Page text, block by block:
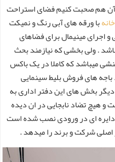
آن هم صحبت کنیم فضای استراحت
با ورقه های آبی رنگ و نمیکت
اجرای مینیمال برای فضاهای
. ولی بخشی که نیازمند بحث
میباشد که کاملا در یک باکس
های فروش بلیط سینمایی
بخش های این دفتر اداری به
هیچ تضاد نابجایی در ان دیده
ای در ورودی نصب شده است
اصلی شرکت و برند را میدهد .